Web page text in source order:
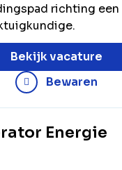
richting
Bekijk vacature
Bewaren
Energie